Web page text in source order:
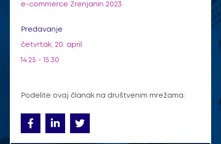
e-commerce Zrenjanin 2023
Predavanje
četvrtak, 20. april
14:25 - 15:30
Podelite ovaj članak na društvenim mrežama: